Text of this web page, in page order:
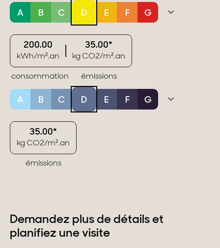
A B C D E F G
consommation
200.00
kWh/m².an
émissions
35.00*
kg CO2/m².an
A B C D E F G
émissions
35.00*
kg CO2/m².an
Demandez plus de détails et
planifiez une visite